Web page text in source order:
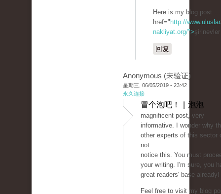
Here is my blog post
href=" http://
nakliyat.org/">
回复
Anonymous (未验证)
星期三, 06/05/2019 - 23:42
永久连接
冒个泡吧！ | 泡泡
magnificent post, very
informative. I wonder why
other experts of this sector
not
notice this. You must
your writing. I'm sure, you
great readers' base already!
Feel free to visit my blog